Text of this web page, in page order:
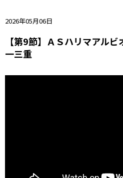
2026年05月06日
【第9節】ＡＳハリマアル
一三重